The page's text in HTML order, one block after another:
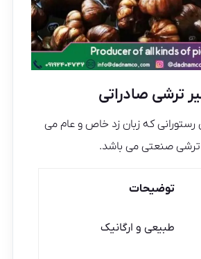
ترشی صادراتی
که زبان زد خاص و عام می
ترشی صنعتی می باشد.
توضیحات
طبیعی و ارگانیک